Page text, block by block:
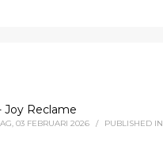
Joy Reclame
03 FEBRUARI 2026 / PUBLISHED IN